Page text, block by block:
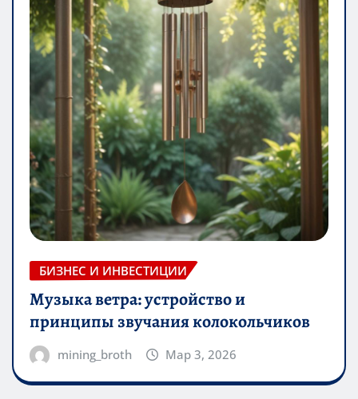
БИЗНЕС И ИНВЕСТИЦИИ
Музыка ветра: устройство и
принципы звучания колокольчиков
mining_broth Мар 3, 2026